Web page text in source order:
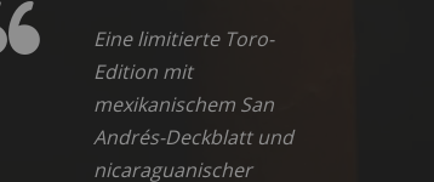
Eine limitierte Toro-
Edition mit
mexikanischem San
Andrés-Deckblatt und
nicaraguanischer